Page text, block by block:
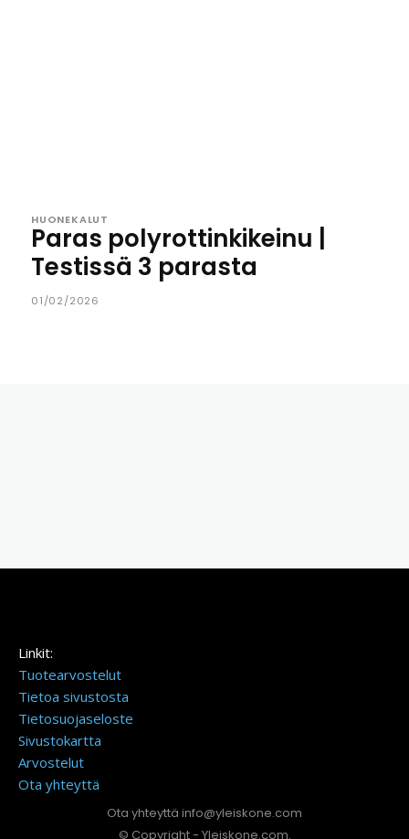
HUONEKALUT
Paras polyrottinkikeinu |
Testissä 3 parasta
01/02/2026
Linkit:
Tuotearvostelut
Tietoa sivustosta
Tietosuojaseloste
Sivustokartta
Arvostelut
Ota yhteyttä
Ota yhteyttä info@yleiskone.com
© Copyright - Yleiskone.com.